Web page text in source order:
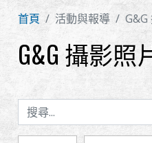
新產品
步槍
零件 & 配件
G&G 攝影照
首頁 活動與報導 G&G